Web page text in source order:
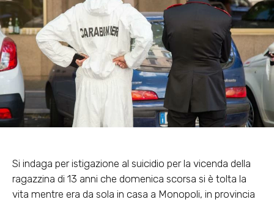
Si indaga peristigazione al suicidio per la vicenda della
ragazzina di 13 anni che domenica scorsa si è tolta la
vita mentre era da sola in casa a Monopoli, in provincia